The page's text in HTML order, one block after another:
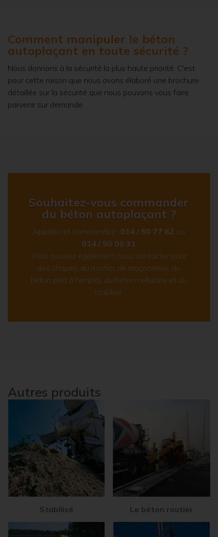
Comment manipuler le béton
autoplaçant en toute sécurité ?
Nous donnons à la sécurité la plus haute priorité. C'est
pour cette raison que nous avons élaboré une brochure
détaillée sur la sécurité que nous pouvons vous faire
parvenir sur demande.
Souhaitez-vous commander
du béton autoplaçant ?
Appelez et commandez : 014 / 50 77 62 ou
014 / 50 00 31
Vous pouvez également nous contacter pour
des chapes, du mortier de maçonnerie, du
béton prêt à l'emploi, du béton cellulaire et du
stabilisé.
Autres produits
Stabilisé Le béton routier